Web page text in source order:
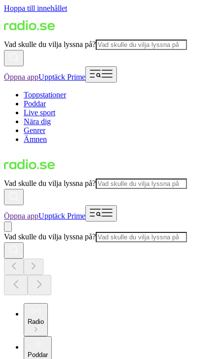
Hoppa till innehållet
Vad skulle du vilja lyssna på?
Öppna appUpptäck Prime
Toppstationer
Poddar
Live sport
Nära dig
Genrer
Ämnen
Vad skulle du vilja lyssna på?
Öppna appUpptäck Prime
Vad skulle du vilja lyssna på?
Radio
Poddar